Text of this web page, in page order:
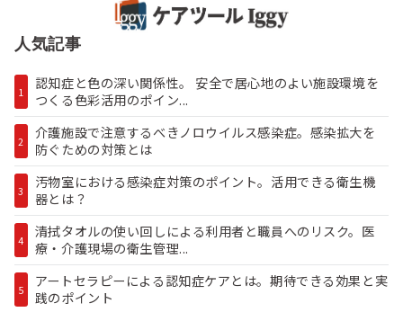
人気記事
1
認知症と色の深い関係性。 安全で居心地のよい施設環境を
つくる色彩活用のポイン...
2
介護施設で注意するべきノロウイルス感染症。感染拡大を
防ぐための対策とは
3
汚物室における感染症対策のポイント。活用できる衛生機
器とは？
4
清拭タオルの使い回しによる利用者と職員へのリスク。医
療・介護現場の衛生管理...
5
アートセラピーによる認知症ケアとは。期待できる効果と実
践のポイント